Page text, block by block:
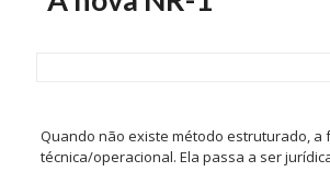
Quando não existe método estruturado, a
técnica/operacional. Ela passa a ser